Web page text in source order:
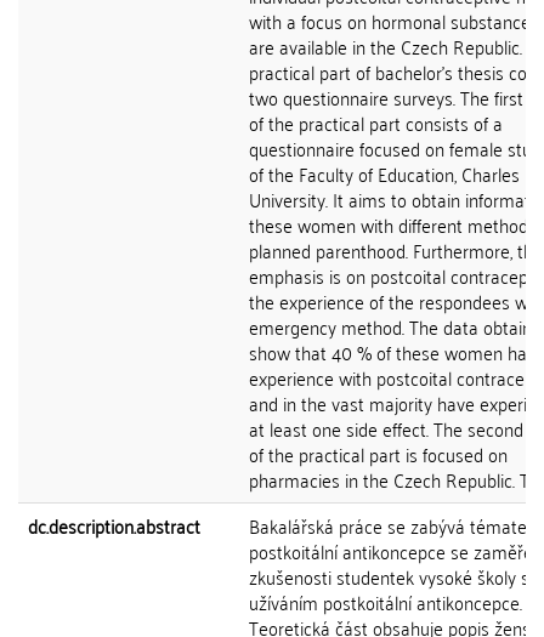
with a focus on hormonal
are available in the Czech Republic.
practical part of bachelor's thesis
two questionnaire surveys. The first
of the practical part consists of a
questionnaire focused on female
of the Faculty of Education, Charles
University. It aims to obtain
these women with different methods
planned parenthood. Furthermore, the
emphasis is on postcoital
the experience of the respondees
emergency method. The data
show that 40 % of these women have
experience with postcoital
and in the vast majority have
at least one side effect. The second
of the practical part is focused on
pharmacies in the Czech Republic.
dc.description.abstract
Bakalářská práce se zabývá tématem
postkoitální antikoncepce se
zkušenosti studentek vysoké školy s
užíváním postkoitální antikoncepce.
Teoretická část obsahuje popis